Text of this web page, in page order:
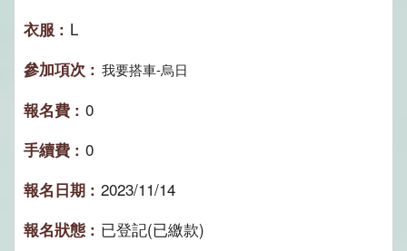
L
我要搭車-烏日
0
0
2023/11/14
已登記(已繳款)